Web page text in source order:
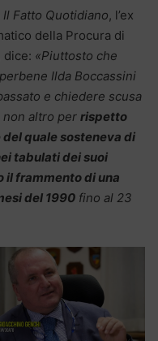
Il Fatto Quotidiano, l’ex
della Procura di
dice: «Piuttosto che
Ilda Boccassini
e chiedere scusa
altro per rispetto
quale sosteneva di
tabulati dei suoi
il frammento di una
del 1990 fino al 23